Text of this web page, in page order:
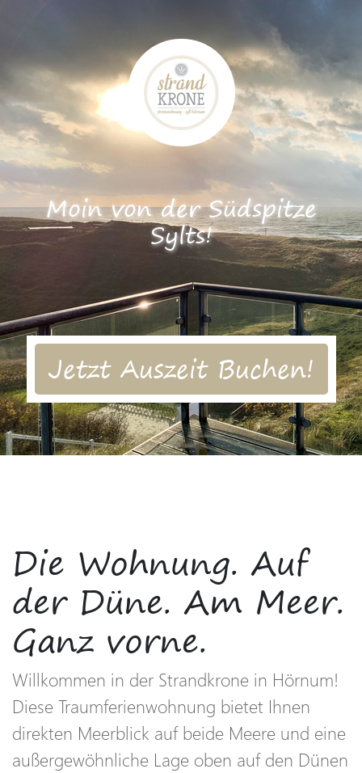
Moin von der Südspitze
Sylts!
Jetzt Auszeit Buchen!
Die Wohnung. Auf
der Düne. Am Meer.
Ganz vorne.
Willkommen in der Strandkrone in Hörnum!
Diese Traumferienwohnung bietet Ihnen
direkten Meerblick auf beide Meere und eine
außergewöhnliche Lage oben auf den Dünen